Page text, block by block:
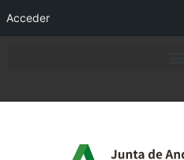
Acceder